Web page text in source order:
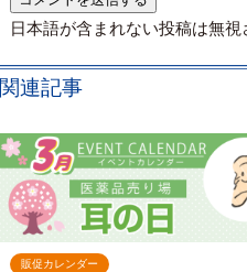
日本語が含まれない投稿は無
関連記事
販促カレンダー